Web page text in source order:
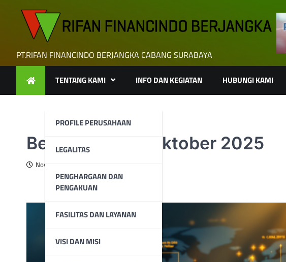
PT.RIFAN FINANCINDO BERJANGKA CABANG SURABAYA
TENTANG KAMI
PROFILE PERUSAHAAN
LEGALITAS
PENGHARGAAN DAN
PENGAKUAN
FASILITAS DAN LAYANAN
VISI DAN MISI
INFO DAN KEGIATAN HUBUNGI KAMI
Berita Emas 11 Oktober 2025
November 11, 2025